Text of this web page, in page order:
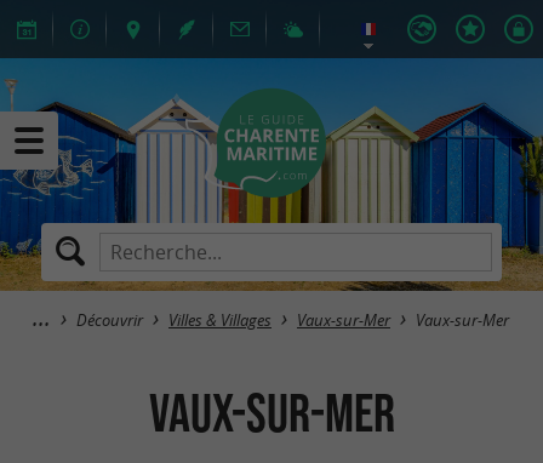
Découvrir Villes & Villages Vaux-sur-Mer Vaux-sur-Mer
Vaux-sur-Mer